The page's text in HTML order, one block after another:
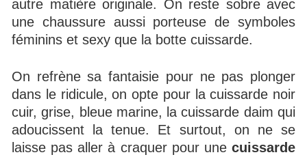
autre matière originale. On reste sobre avec
une chaussure aussi porteuse de symboles
féminins et sexy que la botte cuissarde.
On refrène sa fantaisie pour ne pas plonger
dans le ridicule, on opte pour la cuissarde noir
cuir, grise, bleue marine, la cuissarde daim qui
adoucissent la tenue. Et surtout, on ne se
laisse pas aller à craquer pour une cuissarde